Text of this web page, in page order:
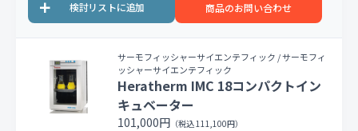
商品のお問い合わせ
サーモフィッシャーサイエンテフィック / サーモフィ
ッシャーサイエンテフィック
Heratherm IMC 18コンパクトイン
キュベーター
101,000円 （税込 111,100円）